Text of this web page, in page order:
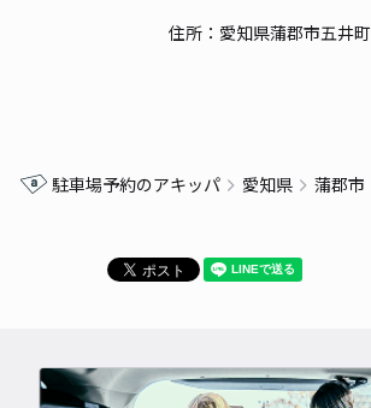
住所：愛知県蒲郡市五井町
駐車場予約のアキッパ 愛知県 蒲郡市